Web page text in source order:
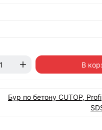
В
Бур по бетону CUTOP,